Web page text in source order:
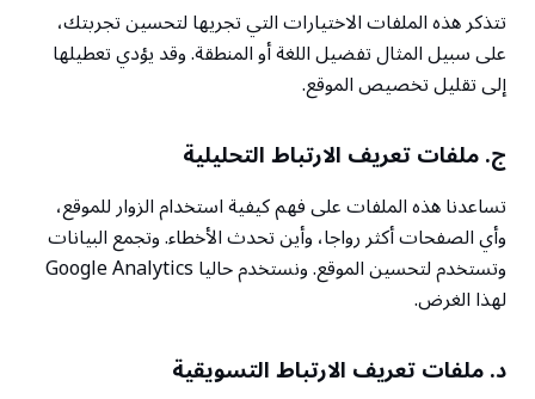
تتذكر هذه الملفات الاختيارات التي تجريها لتحسين تجربتك،
على سبيل المثال تفضيل اللغة أو المنطقة. وقد يؤدي تعطيلها
إلى تقليل تخصيص الموقع.
ج. ملفات تعريف الارتباط التحليلية
تساعدنا هذه الملفات على فهم كيفية استخدام الزوار للموقع،
وأي الصفحات أكثر رواجا، وأين تحدث الأخطاء. وتجمع البيانات
وتستخدم لتحسين الموقع. ونستخدم حاليا Google Analytics
لهذا الغرض.
د. ملفات تعريف الارتباط التسويقية